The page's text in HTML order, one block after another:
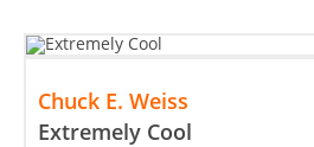
Chuck E. Weiss
Extremely Cool